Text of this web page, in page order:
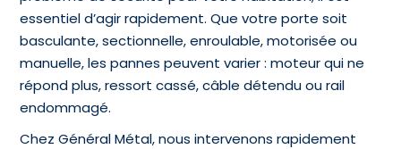
essentiel d’agir rapidement. Que votre porte soit
basculante, sectionnelle, enroulable, motorisée ou
manuelle, les pannes peuvent varier : moteur qui ne
répond plus, ressort cassé, câble détendu ou rail
endommagé.
Chez Général Métal, nous intervenons rapidement